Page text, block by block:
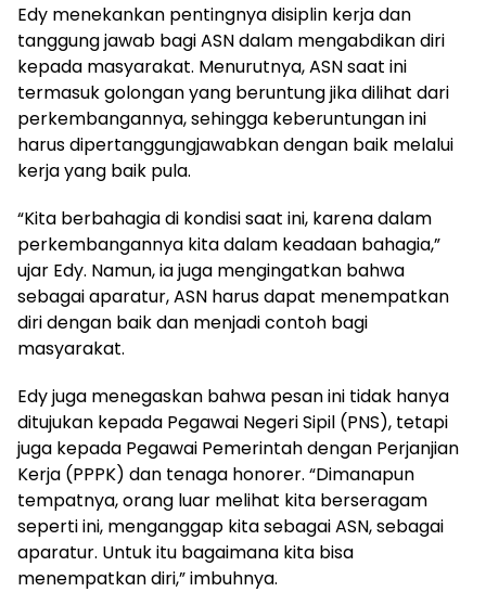
Edy menekankan pentingnya disiplin kerja dan
tanggung jawab bagi ASN dalam mengabdikan diri
kepada masyarakat. Menurutnya, ASN saat ini
termasuk golongan yang beruntung jika dilihat dari
perkembangannya, sehingga keberuntungan ini
harus dipertanggungjawabkan dengan baik melalui
kerja yang baik pula.
“Kita berbahagia di kondisi saat ini, karena dalam
perkembangannya kita dalam keadaan bahagia,”
ujar Edy. Namun, ia juga mengingatkan bahwa
sebagai aparatur, ASN harus dapat menempatkan
diri dengan baik dan menjadi contoh bagi
masyarakat.
Edy juga menegaskan bahwa pesan ini tidak hanya
ditujukan kepada Pegawai Negeri Sipil (PNS), tetapi
juga kepada Pegawai Pemerintah dengan Perjanjian
Kerja (PPPK) dan tenaga honorer. “Dimanapun
tempatnya, orang luar melihat kita berseragam
seperti ini, menganggap kita sebagai ASN, sebagai
aparatur. Untuk itu bagaimana kita bisa
menempatkan diri,” imbuhnya.